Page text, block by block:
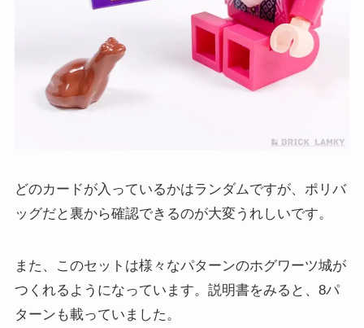
どのカードが入っているかはランダムですが、ポリバ
ッグだと裏から確認できるのが大変うれしいです。
また、このセットは様々なパターンのホグワーツ城が
つくれるようになっています。説明書をみると、8パ
ターンも載っていました。